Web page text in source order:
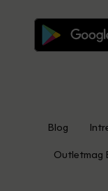
Blog
Outletmag